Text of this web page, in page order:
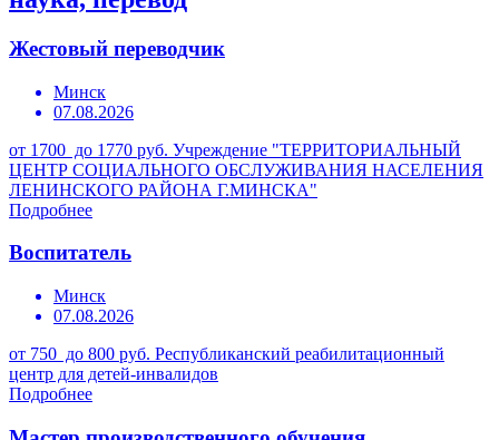
Жестовый переводчик
Минск
07.08.2026
от 1700 до 1770 руб. Учреждение "ТЕРРИТОРИАЛЬНЫЙ
ЦЕНТР СОЦИАЛЬНОГО ОБСЛУЖИВАНИЯ НАСЕЛЕНИЯ
ЛЕНИНСКОГО РАЙОНА Г.МИНСКА"
Подробнее
Воспитатель
Минск
07.08.2026
от 750 до 800 руб. Республиканский реабилитационный
центр для детей-инвалидов
Подробнее